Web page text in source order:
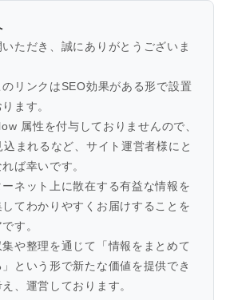
ただき、誠にありがとうございま
リンクはSEO効果がある形で設置
ます。
属性を付与しておりませんので、
まれるなど、サイト運営者様にと
ば幸いです。
ネット上に散在する有益な情報を
てわかりやすくお届けすることを
す。
や整理を通じて「情報をまとめて
という形で新たな価値を提供でき
、運営しております。